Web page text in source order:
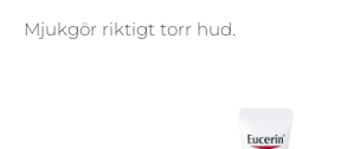
Mjukgör riktigt torr hud.